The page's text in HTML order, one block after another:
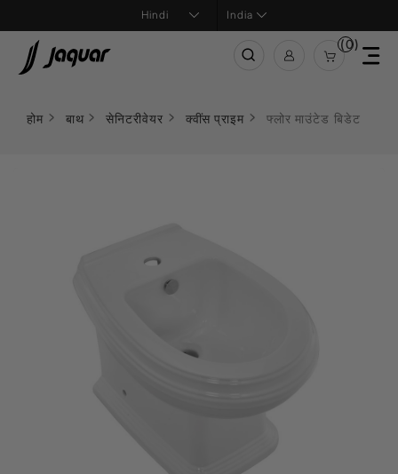
India
(0)
होम बाथ सेनिटरीवेयर क्वींस प्राइम फ्लोर माउंटेड बिडेट